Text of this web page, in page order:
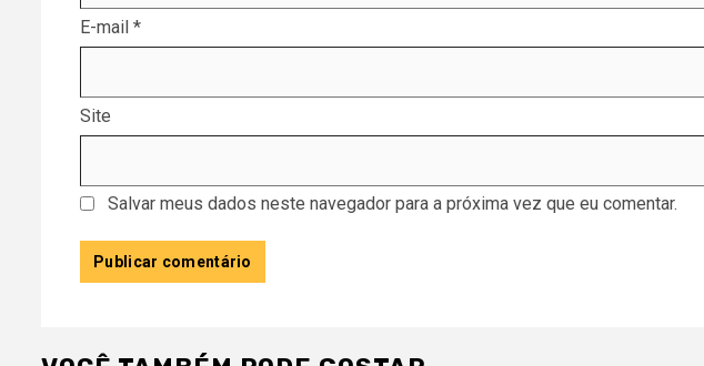
E-mail *
Site
Salvar meus dados neste navegador para a próxima vez que eu comentar.